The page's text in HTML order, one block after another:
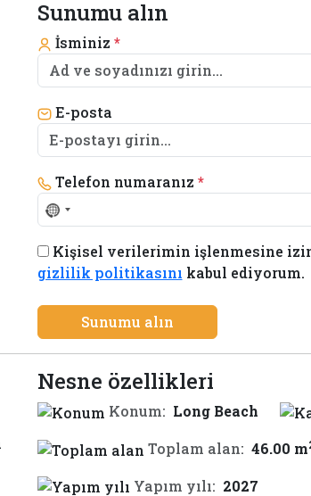
Sunumu alın
İsminiz *
E-posta
Telefon numaranız *
No
country
selected
Kişisel verilerimin işlenmesine
gizlilik politikasını kabul ediyorum.
Sunumu alın
Nesne özellikleri
Konum: Long Beach
Toplam alan: 46.00 m
Yapım yılı: 2027